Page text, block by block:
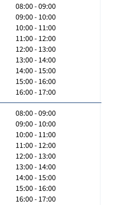
08:00 - 09:00
09:00 - 10:00
10:00 - 11:00
11:00 - 12:00
12:00 - 13:00
13:00 - 14:00
14:00 - 15:00
15:00 - 16:00
16:00 - 17:00
08:00 - 09:00
09:00 - 10:00
10:00 - 11:00
11:00 - 12:00
12:00 - 13:00
13:00 - 14:00
14:00 - 15:00
15:00 - 16:00
16:00 - 17:00